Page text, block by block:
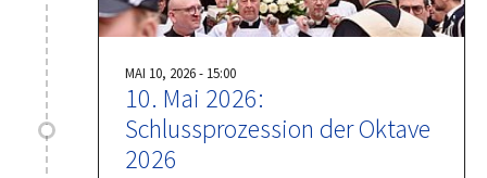
MAI 10, 2026 - 15:00
10. Mai 2026:
Schlussprozession der Oktave
2026